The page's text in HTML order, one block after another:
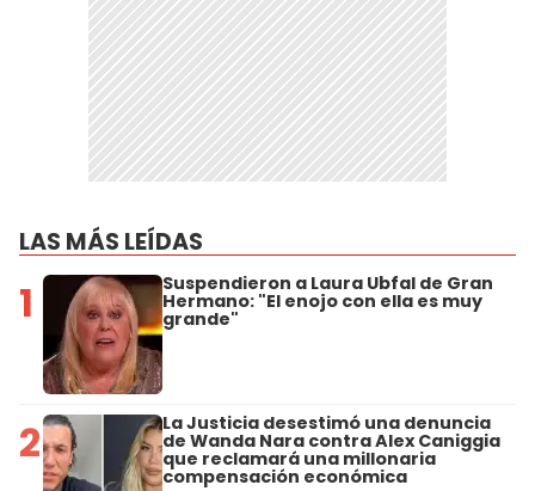
LAS MÁS LEÍDAS
1 Suspendieron a Laura Ubfal de Gran
Hermano: "El enojo con ella es muy
grande"
2 La Justicia desestimó una denuncia
de Wanda Nara contra Alex Caniggia
que reclamará una millonaria
compensación económica